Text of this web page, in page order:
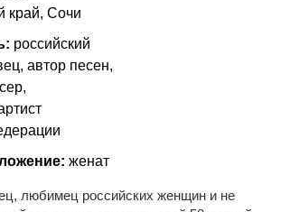
край, Сочи
российский
автор песен,
женат
любимец российских женщин и не